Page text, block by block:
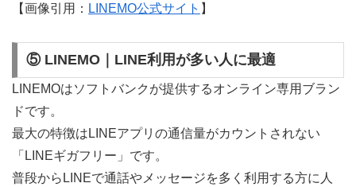
【画像引用： LINEMO公式サイト 】
⑤ LINEMO｜LINE利用が多い人に最適
LINEMOはソフトバンクが提供するオンライン専用ブラン
ドです。
最大の特徴はLINEアプリの通信量がカウントされない
「LINEギガフリー」です。
普段からLINEで通話やメッセージを多く利用する方に人